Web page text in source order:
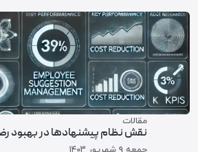
مقالات
نقش نظام پیشنهادها در بهبود